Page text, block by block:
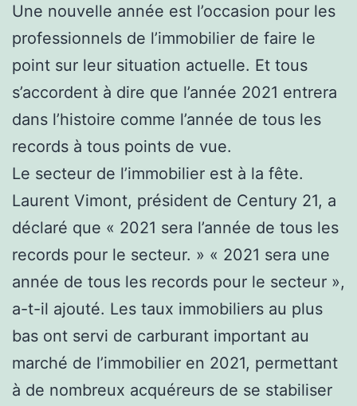
Une nouvelle année est l’occasion pour les
professionnels de l’immobilier de faire le
point sur leur situation actuelle. Et tous
s’accordent à dire que l’année 2021 entrera
dans l’histoire comme l’année de tous les
records à tous points de vue.
Le secteur de l’immobilier est à la fête.
Laurent Vimont, président de Century 21, a
déclaré que « 2021 sera l’année de tous les
records pour le secteur. » « 2021 sera une
année de tous les records pour le secteur »,
a-t-il ajouté. Les taux immobiliers au plus
bas ont servi de carburant important au
marché de l’immobilier en 2021, permettant
à de nombreux acquéreurs de se stabiliser